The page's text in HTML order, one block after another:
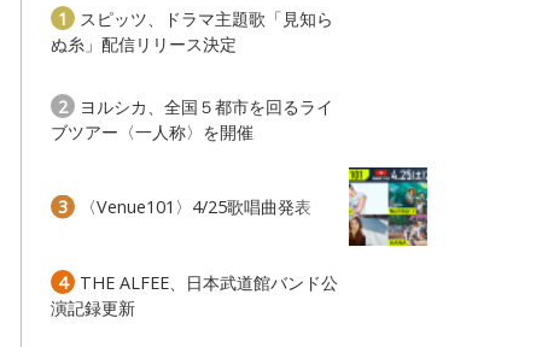
1
ぬ糸」配信リリース決定
2
ブツアー〈一人称〉を開催
3 〈Venue101〉4/25歌唱曲発表
4
演記録更新